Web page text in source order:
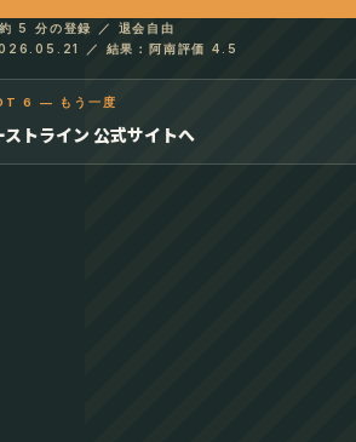
5 分の登録 ／ 退会自由
／ 結果：阿南評価 4.5
6 — もう一度
ストライン 公式サイトへ